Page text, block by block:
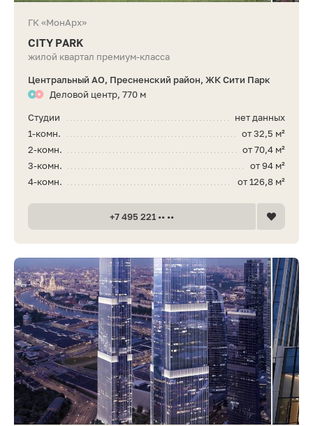
ГК «МонАрх»
CITY PARK
жилой квартал премиум-класса
Центральный АО, Пресненский район, ЖК Сити Парк
Деловой центр, 770 м
нет данных
Студии
от 32,5 м²
1-комн.
от 70,4 м²
2-комн.
от 94 м²
3-комн.
от 126,8 м²
4-комн.
+7 495 221 •• ••